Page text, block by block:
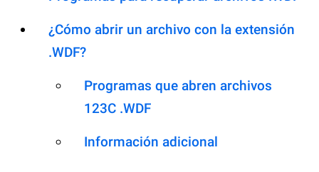
¿Cómo abrir un archivo con la extensión
.WDF?
Programas que abren archivos
123C .WDF
Información adicional